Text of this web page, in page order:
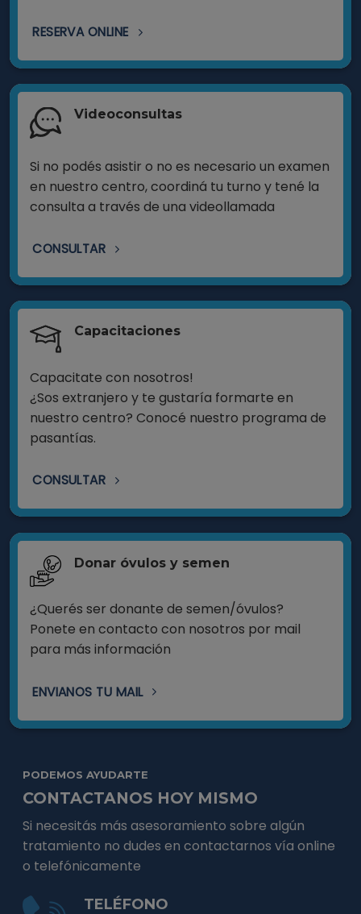
RESERVA ONLINE
Videoconsultas
Si no podés asistir o no es necesario un examen
en nuestro centro, coordiná tu turno y tené la
consulta a través de una videollamada
CONSULTAR
Capacitaciones
Capacitate con nosotros!
¿Sos extranjero y te gustaría formarte en
nuestro centro? Conocé nuestro programa de
pasantías.
CONSULTAR
Donar óvulos y semen
¿Querés ser donante de semen/óvulos?
Ponete en contacto con nosotros por mail
para más información
ENVIANOS TU MAIL
PODEMOS AYUDARTE
CONTACTANOS HOY MISMO
Si necesitás más asesoramiento sobre algún
tratamiento no dudes en contactarnos vía online
o telefónicamente
TELÉFONO